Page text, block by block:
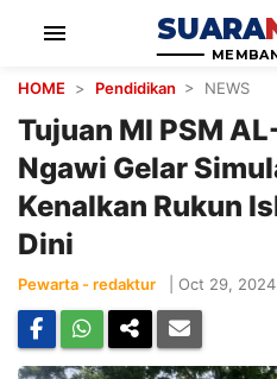
menu SUARA
HOME > Pendidikan > NEWS
Tujuan MI PSM
Ngawi Gelar
Kenalkan Rukun
Dini
Pewarta - redaktur Oct 29,